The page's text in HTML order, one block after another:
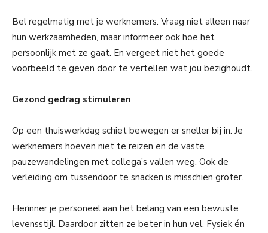
Bel regelmatig met je werknemers. Vraag niet alleen naar
hun werkzaamheden, maar informeer ook hoe het
persoonlijk met ze gaat. En vergeet niet het goede
voorbeeld te geven door te vertellen wat jou bezighoudt.
Gezond gedrag stimuleren
Op een thuiswerkdag schiet bewegen er sneller bij in. Je
werknemers hoeven niet te reizen en de vaste
pauzewandelingen met collega’s vallen weg. Ook de
verleiding om tussendoor te snacken is misschien groter.
Herinner je personeel aan het belang van een bewuste
levensstijl. Daardoor zitten ze beter in hun vel. Fysiek én